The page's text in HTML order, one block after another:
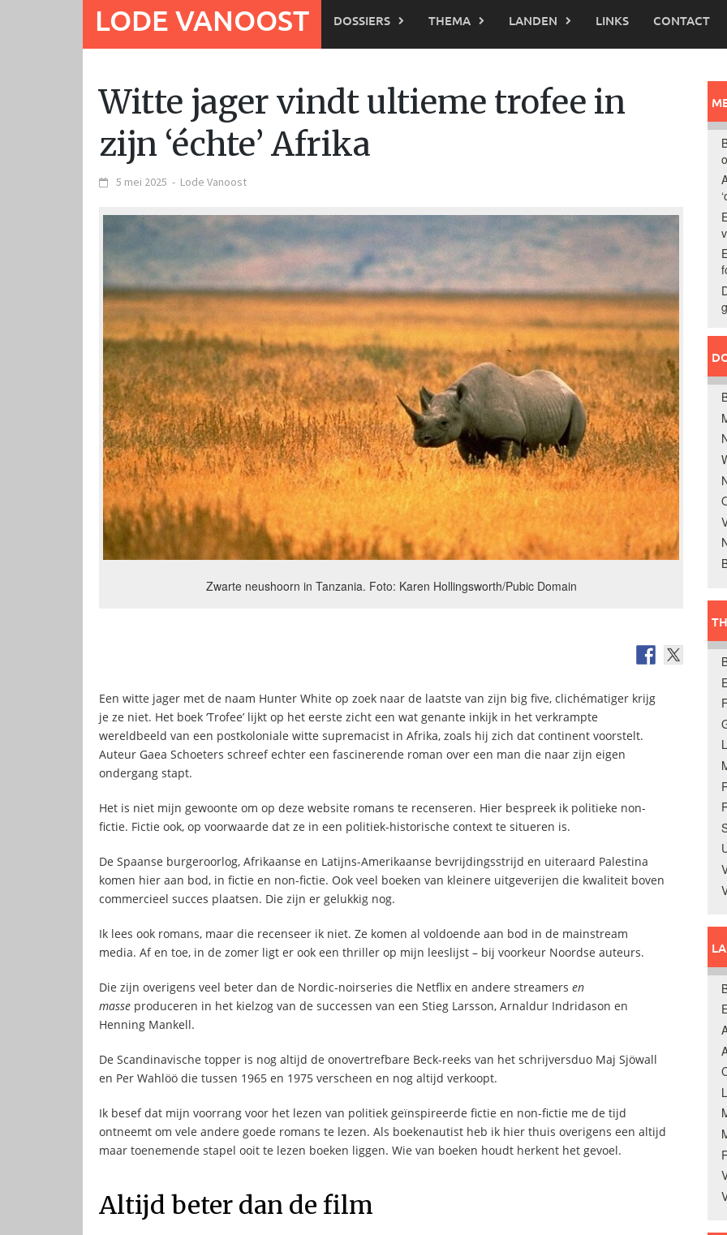
LODE VANOOST DOSSIERS THEMA LANDEN LINKS CONTACT
Witte jager vindt ultieme trofee in
zijn ‘échte’ Afrika
5 mei 2025 - Lode Vanoost
Zwarte neushoorn in Tanzania. Foto: Karen Hollingsworth/Pubic Domain
Een witte jager met de naam Hunter White op zoek naar de laatste van zijn big five, clichématiger krijg
je ze niet. Het boek ‘Trofee’ lijkt op het eerste zicht een wat genante inkijk in het verkrampte
wereldbeeld van een postkoloniale witte supremacist in Afrika, zoals hij zich dat continent voorstelt.
Auteur Gaea Schoeters schreef echter een fascinerende roman over een man die naar zijn eigen
ondergang stapt.
Het is niet mijn gewoonte om op deze website romans te recenseren. Hier bespreek ik politieke non-
fictie. Fictie ook, op voorwaarde dat ze in een politiek-historische context te situeren is.
De Spaanse burgeroorlog, Afrikaanse en Latijns-Amerikaanse bevrijdingsstrijd en uiteraard Palestina
komen hier aan bod, in fictie en non-fictie. Ook veel boeken van kleinere uitgeverijen die kwaliteit boven
commercieel succes plaatsen. Die zijn er gelukkig nog.
Ik lees ook romans, maar die recenseer ik niet. Ze komen al voldoende aan bod in de mainstream
media. Af en toe, in de zomer ligt er ook een thriller op mijn leeslijst – bij voorkeur Noordse auteurs.
Die zijn overigens veel beter dan de Nordic-noirseries die Netflix en andere streamers en
masse produceren in het kielzog van de successen van een Stieg Larsson, Arnaldur Indridason en
Henning Mankell.
De Scandinavische topper is nog altijd de onovertrefbare Beck-reeks van het schrijversduo Maj Sjöwall
en Per Wahlöö die tussen 1965 en 1975 verscheen en nog altijd verkoopt.
Ik besef dat mijn voorrang voor het lezen van politiek geïnspireerde fictie en non-fictie me de tijd
ontneemt om vele andere goede romans te lezen. Als boekenautist heb ik hier thuis overigens een altijd
maar toenemende stapel ooit te lezen boeken liggen. Wie van boeken houdt herkent het gevoel.
Altijd beter dan de film